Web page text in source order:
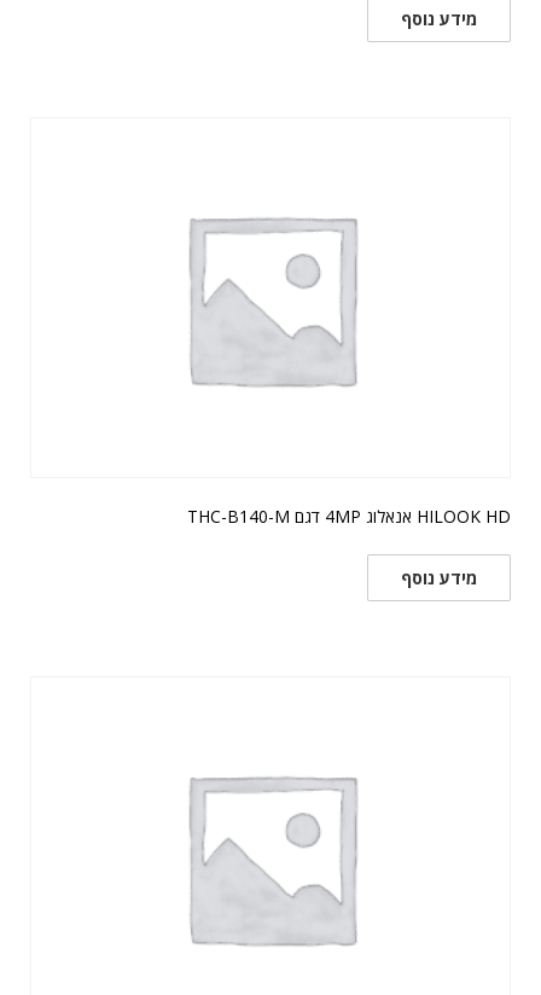
מידע נוסף
HILOOK HD אנאלוג 4MP דגם THC-B140-M
מידע נוסף